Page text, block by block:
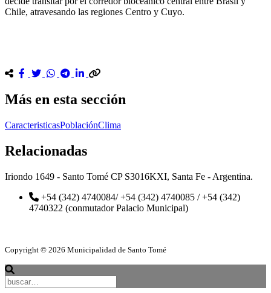
Chile, atravesando las regiones Centro y Cuyo.
Más en esta sección
CaracteristicasPoblaciónClima
Relacionadas
Iriondo 1649 - Santo Tomé CP S3016KXI, Santa Fe - Argentina.
+54 (342) 4740084/ +54 (342) 4740085 / +54 (342)
4740322 (conmutador Palacio Municipal)
Copyright © 2026 Municipalidad de Santo Tomé